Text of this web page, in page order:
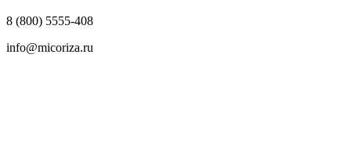
8 (800) 5555-408
info@micoriza.ru